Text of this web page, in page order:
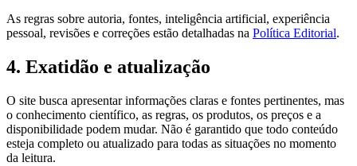
As regras sobre autoria, fontes, inteligência artificial, experiência
pessoal, revisões e correções estão detalhadas na Política Editorial.
4. Exatidão e atualização
O site busca apresentar informações claras e fontes pertinentes, mas
o conhecimento científico, as regras, os produtos, os preços e a
disponibilidade podem mudar. Não é garantido que todo conteúdo
esteja completo ou atualizado para todas as situações no momento
da leitura.